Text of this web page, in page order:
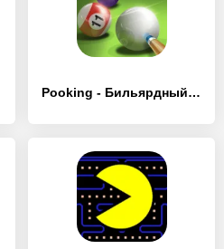
Pooking - Бильярдный город